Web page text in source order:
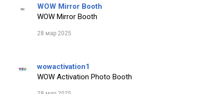
WOW Mirror Booth
WOW Mirror Booth
28 мар 2025
wowactivation1
WOW Activation Photo Booth